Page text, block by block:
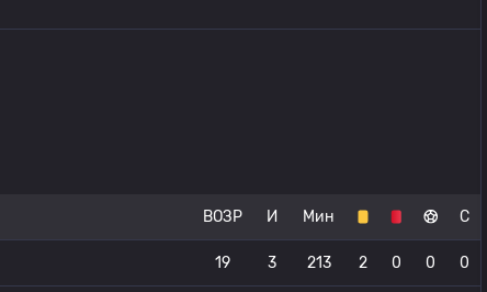
ВОЗР И Мин С
19 3 213 2 0 0 0